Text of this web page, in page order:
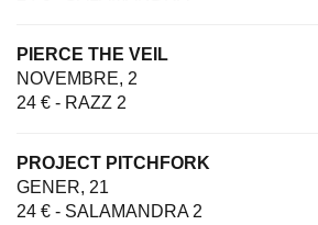
PIERCE THE VEIL
NOVEMBRE, 2
24 € - RAZZ 2
PROJECT PITCHFORK
GENER, 21
24 € - SALAMANDRA 2